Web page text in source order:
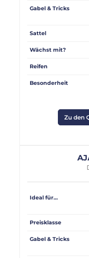
Gabel & Tricks
Sattel
Wächst mit?
Reifen
Besonderheit
Zu den
Ideal für...
Preisklasse
Gabel & Tricks